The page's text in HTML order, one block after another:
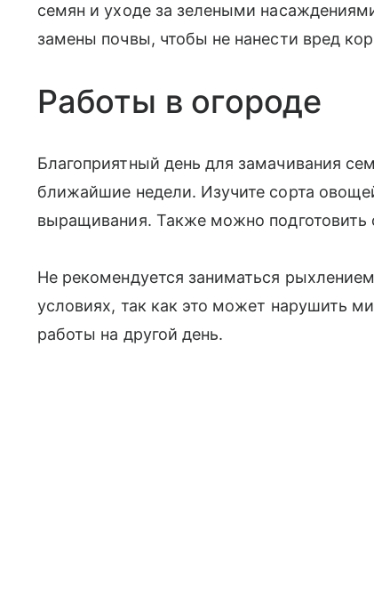
семян и уходе за зелеными
замены почвы, чтобы не нанести вред
Работы в огороде
Благоприятный день для замачивания
ближайшие недели. Изучите сорта
выращивания. Также можно подготовить
Не рекомендуется заниматься
условиях, так как это может нарушить
работы на другой день.